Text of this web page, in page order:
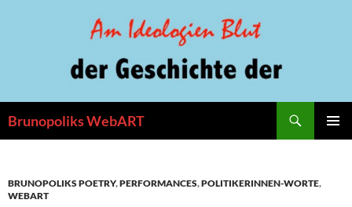
Brunopoliks WebART
BRUNOPOLIKS POETRY,PERFORMANCES,POLITIKERINNEN-WORTE,
WEBART